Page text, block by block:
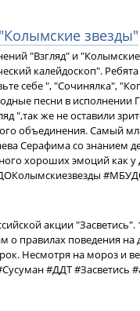
звезды"
"Взгляд" и
калейдоскоп". Ребята
себе ", "Сочинялка",
песни в
",так же не оставили
объединения. Самый
Серафима со знанием
хороших эмоций как у
акции
о правилах поведения
Несмотря на мороз и
#ДДТ